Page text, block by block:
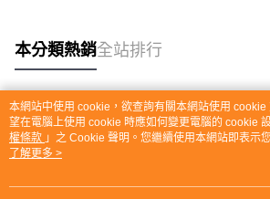
本分類熱銷全站排行
熱門標籤
本網站中使用 cookie，欲查詢有關本網站使用
望在電腦上使用 cookie 時應如何變更電腦的 cookie
權條款 」之 Cookie 聲明。您繼續使用本網站即表示
用條款之 Cookie 聲明使用 cookie。
了解更多 >